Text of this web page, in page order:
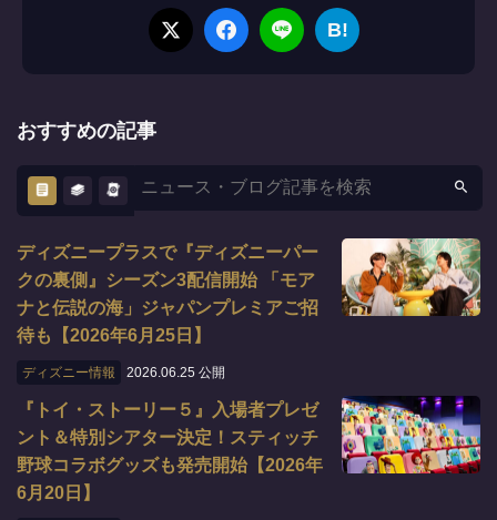
B!
おすすめの記事
ディズニープラスで『ディズニーパー
クの裏側』シーズン3配信開始 「モア
ナと伝説の海」ジャパンプレミアご招
待も【2026年6月25日】
ディズニー情報 2026.06.25 公開
『トイ・ストーリー５』入場者プレゼ
ント＆特別シアター決定！スティッチ
野球コラボグッズも発売開始【2026年
6月20日】